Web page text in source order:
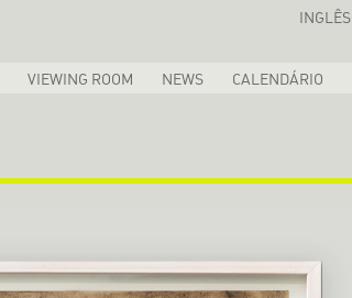
INGLÊS
VIEWING ROOM NEWS CALENDÁRIO